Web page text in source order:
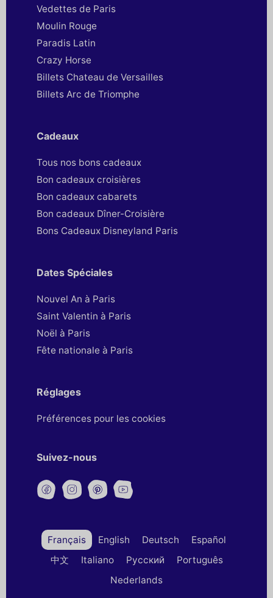
Vedettes de Paris
Moulin Rouge
Paradis Latin
Crazy Horse
Billets Chateau de Versailles
Billets Arc de Triomphe
Cadeaux
Tous nos bons cadeaux
Bon cadeaux croisières
Bon cadeaux cabarets
Bon cadeaux Dîner-Croisière
Bons Cadeaux Disneyland Paris
Dates Spéciales
Nouvel An à Paris
Saint Valentin à Paris
Noël à Paris
Fête nationale à Paris
Réglages
Préférences pour les cookies
Suivez-nous
Français English Deutsch
Español
中文
Italiano Русский
Português
Nederlands